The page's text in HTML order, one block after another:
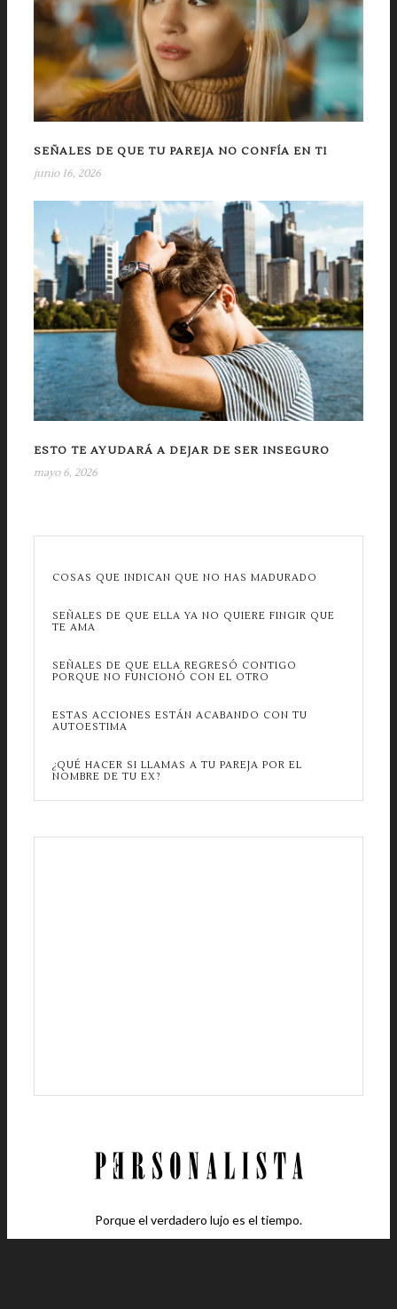
SEÑALES DE QUE TU PAREJA NO CONFÍA EN TI
junio 16, 2026
ESTO TE AYUDARÁ A DEJAR DE SER INSEGURO
mayo 6, 2026
COSAS QUE INDICAN QUE NO HAS MADURADO
SEÑALES DE QUE ELLA YA NO QUIERE FINGIR QUE
TE AMA
SEÑALES DE QUE ELLA REGRESÓ CONTIGO
PORQUE NO FUNCIONÓ CON EL OTRO
ESTAS ACCIONES ESTÁN ACABANDO CON TU
AUTOESTIMA
¿QUÉ HACER SI LLAMAS A TU PAREJA POR EL
NOMBRE DE TU EX?
Porque el verdadero lujo es el tiempo.